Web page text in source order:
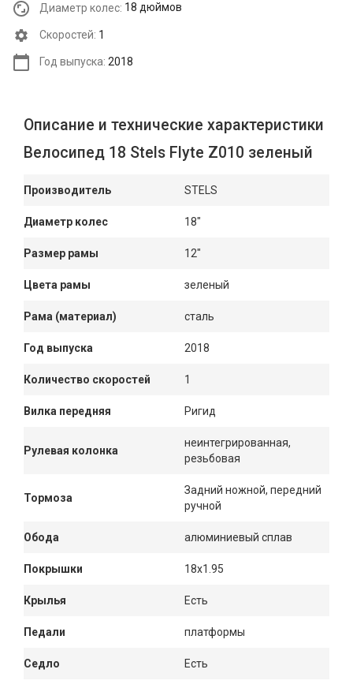
Диаметр колес: 18 дюймов
Cкоростей: 1
Год выпуска: 2018
Описание и технические характеристики
Велосипед 18 Stels Flyte Z010 зеленый
Производитель STELS
Диаметр колес 18"
Размер рамы 12"
Цвета рамы зеленый
Рама (материал) сталь
Год выпуска 2018
Количество скоростей 1
Вилка передняя Ригид
Рулевая колонка
неинтегрированная,
резьбовая
Тормоза
Задний ножной, передний
ручной
Обода алюминиевый сплав
Покрышки 18x1.95
Крылья Есть
Педали платформы
Седло Есть